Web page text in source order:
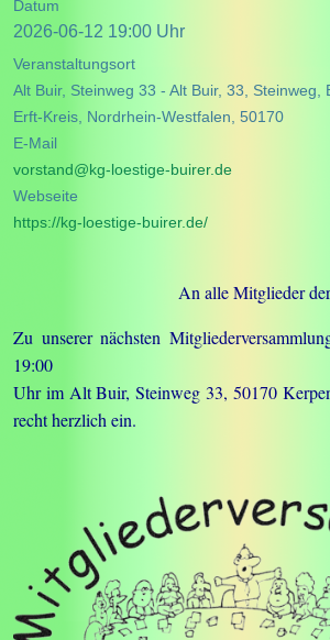
Datum
2026-06-12 19:00
Veranstaltungsort
Alt Buir, Steinweg 33 - Alt Buir, 33, Steinweg,
Erft-Kreis, Nordrhein-Westfalen, 50170
E-Mail
vorstand@kg-loestige-buirer.de
Webseite
https://kg-loestige-buirer.de/
An alle Mitglieder
Zu unserer nächsten
19:00
Uhr im Alt Buir, Steinweg 33, 50170
recht herzlich ein.